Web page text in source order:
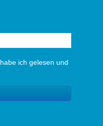
habe ich gelesen und